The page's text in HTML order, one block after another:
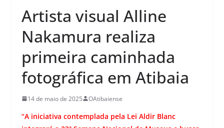
Artista visual Alline
Nakamura realiza
primeira caminhada
fotográfica em Atibaia
14 de maio de 2025 OAtibaiense
“A iniciativa contemplada pela Lei Aldir Blanc